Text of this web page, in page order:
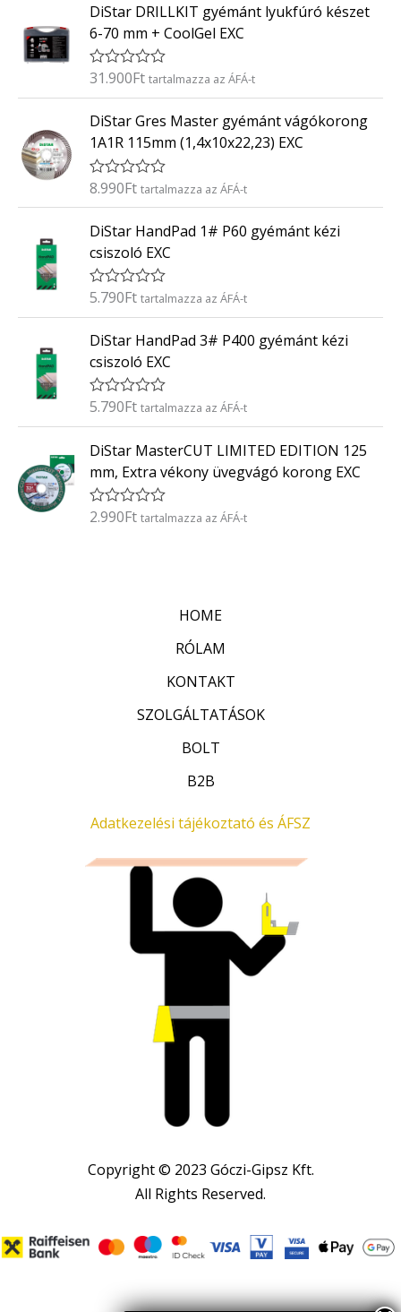
é
k
e
l
s
:
/
5
DiStar DRILLKIT gyémánt lyukfúró készet
6-70 mm + CoolGel EXC
É
é
k
e
l
é
s
:
/
5
31.900Ft tartalmazza az ÁFÁ-t
DiStar Gres Master gyémánt vágókorong
1A1R 115mm (1,4x10x22,23) EXC
É
é
e
l
é
s
:
/
5
8.990Ft tartalmazza az ÁFÁ-t
DiStar HandPad 1# P60 gyémánt kézi
csiszoló EXC
É
é
e
l
s
:
/
5
5.790Ft tartalmazza az ÁFÁ-t
DiStar HandPad 3# P400 gyémánt kézi
csiszoló EXC
É
é
e
l
é
s
5.790Ft tartalmazza az ÁFÁ-t
DiStar MasterCUT LIMITED EDITION 125
mm, Extra vékony üvegvágó korong EXC
É
2.990Ft tartalmazza az ÁFÁ-t
HOME
RÓLAM
KONTAKT
SZOLGÁLTATÁSOK
BOLT
B2B
Adatkezelési tájékoztató és ÁFSZ
Copyright © 2023 Góczi-Gipsz Kft.
All Rights Reserved.